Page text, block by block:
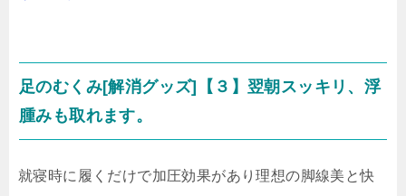
足のむくみ[解消グッズ]【３】翌朝スッキリ、浮
腫みも取れます。
就寝時に履くだけで加圧効果があり理想の脚線美と快